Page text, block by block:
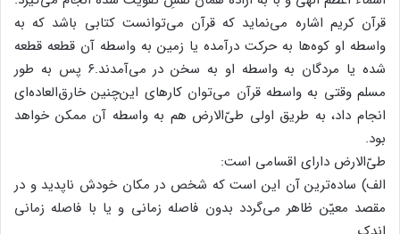
قرآن کریم اشاره می‌نماید که قرآن می‌توانست کتابی باشد که به
واسطه او کوه‌ها به حرکت درآمده یا زمین به واسطه آن قطعه قطعه
شده یا مردگان به واسطه او به سخن در می‌آمدند.۶ پس به طور
مسلم وقتی به واسطه قرآن می‌توان کارهای این‌چنین خارق‌العاده‌ای
انجام داد، به طریق اولی طیّ‌الارض هم به واسطه آن ممکن خواهد
بود.
طیّ‌الارض دارای اقسامی است:
الف) ساده‌ترین آن این است که شخص در مکان خودش ناپدید و در
مقصد معیّن ظاهر می‌گردد بدون فاصله زمانی و یا با فاصله زمانی